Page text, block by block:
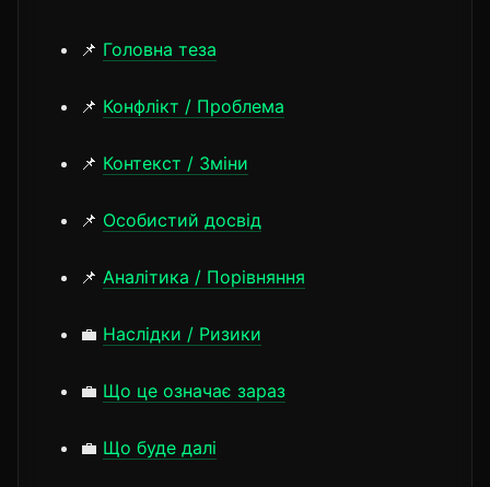
📌 Головна теза
📌 Конфлікт / Проблема
📌 Контекст / Зміни
📌 Особистий досвід
📌 Аналітика / Порівняння
💼 Наслідки / Ризики
💼 Що це означає зараз
💼 Що буде далі